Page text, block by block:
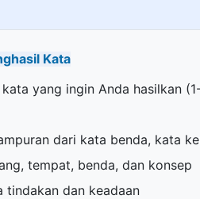
Kata
yang ingin Anda hasilkan
dari kata benda, kata
tempat, benda, dan konsep
tindakan dan keadaan